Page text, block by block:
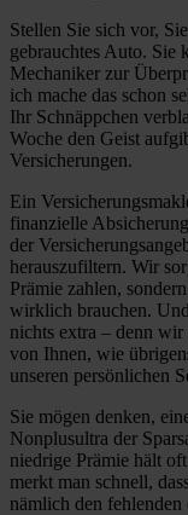
Stellen Sie sich vor,
gebrauchtes Auto. Sie
Mechaniker zur
ich mache das schon
Ihr Schnäppchen
Woche den Geist
Versicherungen.
Ein
finanzielle
der
herauszufiltern. Wir
Prämie zahlen,
wirklich brauchen.
nichts extra – denn
von Ihnen, wie
unseren persönlichen
Sie mögen denken,
Nonplusultra der
niedrige Prämie hält
merkt man schnell,
nämlich den